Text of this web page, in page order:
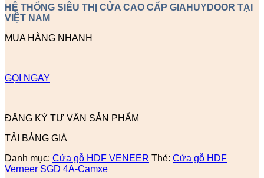
HỆ THỐNG SIÊU THỊ CỬA CAO CẤP GIAHUYDOOR TẠI
VIỆT NAM
MUA HÀNG NHANH
GỌI NGAY
ĐĂNG KÝ TƯ VẤN SẢN PHẨM
TẢI BẢNG GIÁ
Danh mục: Cửa gỗ HDF VENEER Thẻ: Cửa gỗ HDF
Verneer SGD 4A-Camxe